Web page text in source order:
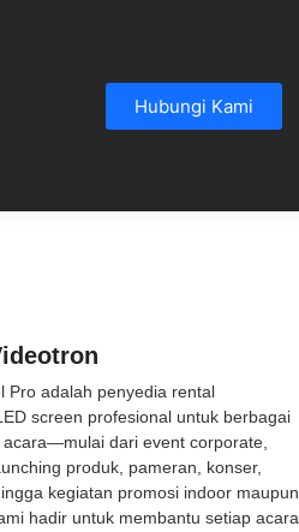
Hubungi Kami
Pro adalah penyedia rental
screen profesional untuk berbagai
acara—mulai dari event corporate,
produk, pameran, konser,
kegiatan promosi indoor maupun
hadir untuk membantu setiap acara